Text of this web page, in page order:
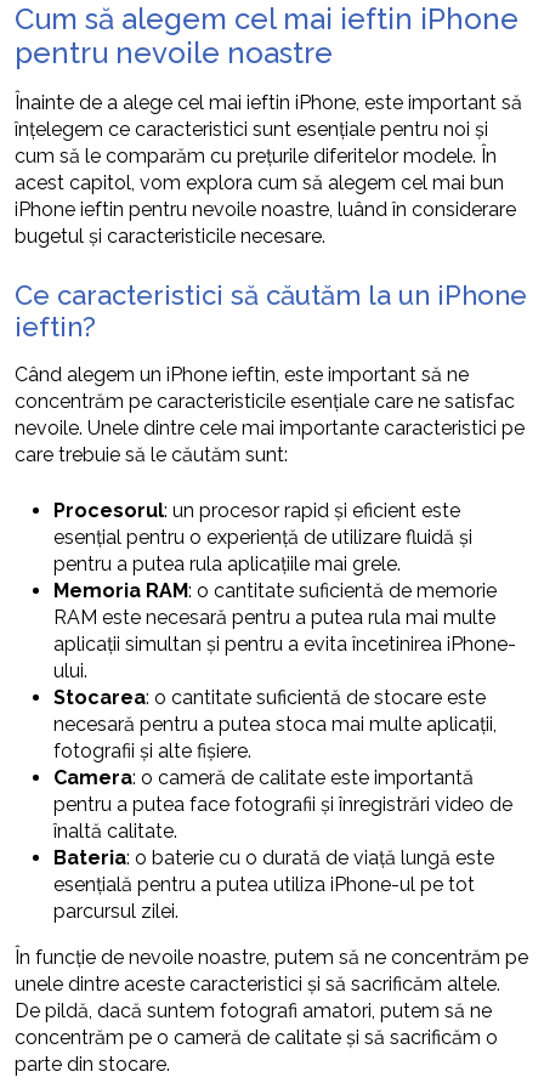
Cum să alegem cel mai ieftin iPhone
pentru nevoile noastre
Înainte de a alege cel mai ieftin iPhone, este important să
înțelegem ce caracteristici sunt esențiale pentru noi și
cum să le comparăm cu prețurile diferitelor modele. În
acest capitol, vom explora cum să alegem cel mai bun
iPhone ieftin pentru nevoile noastre, luând în considerare
bugetul și caracteristicile necesare.
Ce caracteristici să căutăm la un iPhone
ieftin?
Când alegem un iPhone ieftin, este important să ne
concentrăm pe caracteristicile esențiale care ne satisfac
nevoile. Unele dintre cele mai importante caracteristici pe
care trebuie să le căutăm sunt:
Procesorul: un procesor rapid și eficient este
esențial pentru o experiență de utilizare fluidă și
pentru a putea rula aplicațiile mai grele.
Memoria RAM: o cantitate suficientă de memorie
RAM este necesară pentru a putea rula mai multe
aplicații simultan și pentru a evita încetinirea iPhone-
ului.
Stocarea: o cantitate suficientă de stocare este
necesară pentru a putea stoca mai multe aplicații,
fotografii și alte fișiere.
Camera: o cameră de calitate este importantă
pentru a putea face fotografii și înregistrări video de
înaltă calitate.
Bateria: o baterie cu o durată de viață lungă este
esențială pentru a putea utiliza iPhone-ul pe tot
parcursul zilei.
În funcție de nevoile noastre, putem să ne concentrăm pe
unele dintre aceste caracteristici și să sacrificăm altele.
De pildă, dacă suntem fotografi amatori, putem să ne
concentrăm pe o cameră de calitate și să sacrificăm o
parte din stocare.